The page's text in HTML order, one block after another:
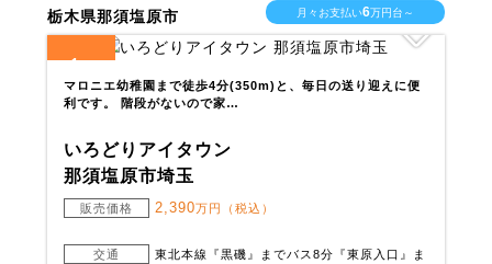
栃木県那須塩原市 月々お支払い6万円台～
1
マロニエ幼稚園まで徒歩4分(350m)と、毎日の送り迎えに便
利です。 階段がないので家…
いろどりアイタウン
那須塩原市埼玉
販売価格 2,390万円（税込）
交通
東北本線『黒磯』までバス8分『東原入口』ま